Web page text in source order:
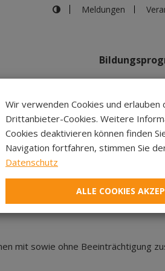
Meldungen
in Innsbruck
und
mit sowie ohne Beeinträchtigung
Wir verwenden Cookies und erlauben
Drittanbieter-Cookies. Weitere
Cookies deaktivieren können finden
Navigation fortfahren, stimmen Sie
Datenschutz
ALLE COOKIES